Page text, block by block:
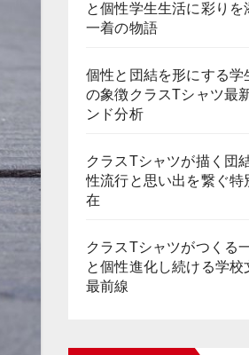
と個性学生生活に彩りを
一着の物語
個性と団結を形にする学
の象徴クラスTシャツ最
ンド分析
クラスTシャツが描く団
性流行と思い出を繋ぐ特
在
クラスTシャツがつくる
と個性進化し続ける学校
最前線